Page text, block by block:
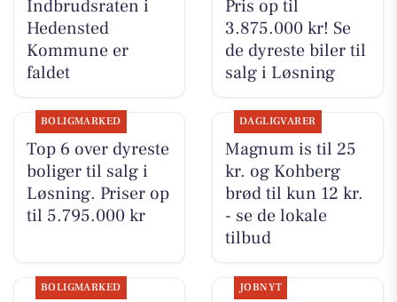
Indbrudsraten i
Hedensted
Kommune er
faldet
Pris op til
3.875.000 kr! Se
de dyreste biler til
salg i Løsning
BOLIGMARKED
Top 6 over dyreste
boliger til salg i
Løsning. Priser op
til 5.795.000 kr
DAGLIGVARER
Magnum is til 25
kr. og Kohberg
brød til kun 12 kr.
- se de lokale
tilbud
BOLIGMARKED JOBNYT